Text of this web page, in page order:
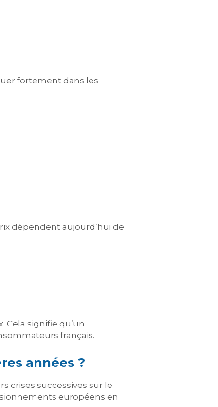
fortement dans les
dépendent aujourd’hui de
Cela signifie qu’un
français.
années ?
crises successives sur le
européens en